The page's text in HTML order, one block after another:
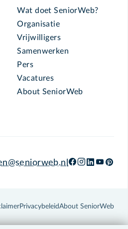
Wat doet SeniorWeb?
Organisatie
Vrijwilligers
Samenwerken
Pers
Vacatures
About SeniorWeb
PrivacybeleidAbout SeniorWeb